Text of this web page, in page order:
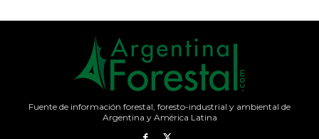
Fuente de información forestal, foresto-industrial y ambiental de
Argentina y América Latina